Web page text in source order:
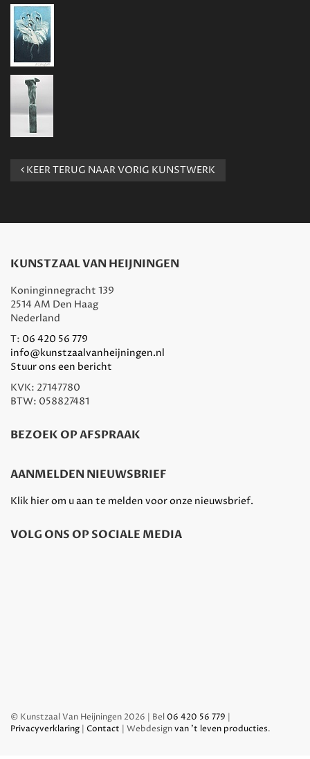
KEER TERUG NAAR VORIG KUNSTWERK
KUNSTZAAL VAN HEIJNINGEN
Koninginnegracht 139
2514 AM Den Haag
Nederland
T: 06 420 56 779
info@kunstzaalvanheijningen.nl
Stuur ons een bericht
KVK: 27147780
BTW: 058827481
BEZOEK OP AFSPRAAK
AANMELDEN NIEUWSBRIEF
Klik hier om u aan te melden voor onze nieuwsbrief.
VOLG ONS OP SOCIALE MEDIA
© Kunstzaal Van Heijningen 2026 | Bel 06 420 56 779 |
Privacyverklaring | Contact | Webdesignvan 't leven producties.